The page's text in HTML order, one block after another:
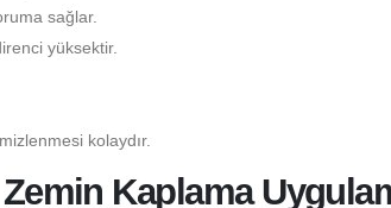
sağlar.
yüksektir.
kolaydır.
Kaplama